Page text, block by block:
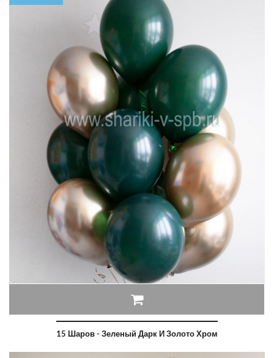
15 Шаров - Зеленый Дарк И Золото Хром